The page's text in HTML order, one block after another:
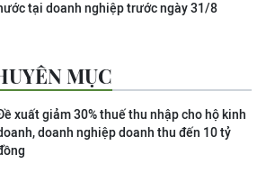
tại doanh nghiệp trước ngày 31/8
MỤC
xuất giảm 30% thuế thu nhập cho hộ kinh
doanh nghiệp doanh thu đến 10 tỷ